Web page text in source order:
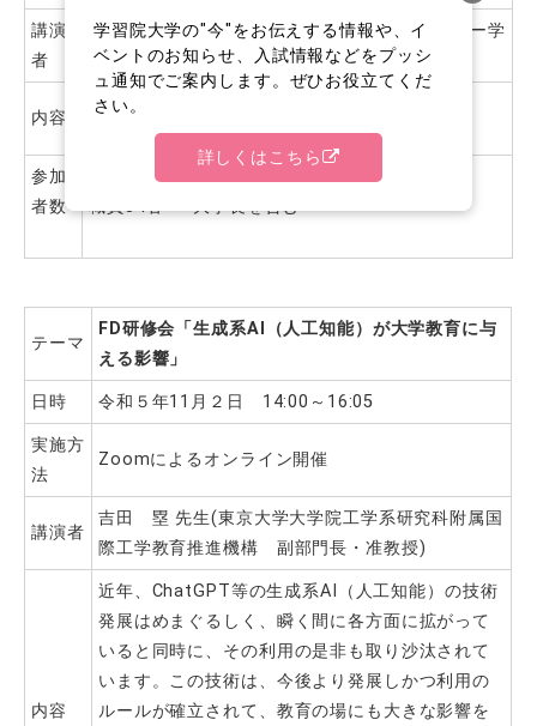
講演
者
細谷 紀江、門馬 綾、池田 寛人(大学学生センター学
生相談室 相談員（公認心理師・臨床心理士）)
内容
●学生対応の事例検証について
●職員のメンタルヘルスケアについて
参加
者数
職員84名 ※大学長を含む
テーマ
FD研修会 「生成系AI
（人工知能）が大学教育に与
える影響 」
日時 令和５年11月２日 14:00～16:05
実施方
法
Zoomによるオンライン開催
講演者
吉田 塁 先生(東京大学大学院工学系研究科附属国
際工学教育推進機構 副部門長・准教授)
内容
近年、 ChatGPT等の生成系AI
（人工知能）の技術
発展はめまぐるしく、瞬く間に各方面に拡がって
いると同時に、その利用の是非も取り沙汰されて
います。この技術は、今後より発展しかつ利用の
ルールが確立されて、教育の場にも大きな影響を
学習院大学の"今"をお伝えする情報や、イ
ベントのお知らせ、入試情報などをプッシ
ュ通知でご案内します。ぜひお役立てくだ
さい。
詳しくはこちら